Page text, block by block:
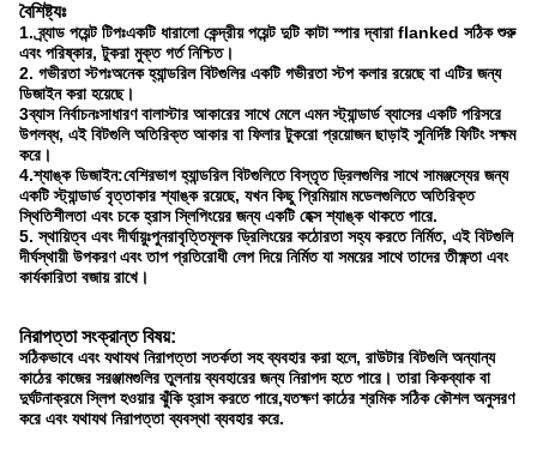
বৈশিষ্ট্যঃ
1. ব্র্যাড পয়েন্ট টিপঃএকটি ধারালো কেন্দ্রীয় পয়েন্ট দুটি কাটা স্পার দ্বারা flanked সঠিক শুরু
এবং পরিষ্কার, টুকরা মুক্ত গর্ত নিশ্চিত।
2. গভীরতা স্টপঃঅনেক হ্যান্ডরিল বিটগুলির একটি গভীরতা স্টপ কলার রয়েছে বা এটির জন্য
ডিজাইন করা হয়েছে।
3ব্যাস নির্বাচনঃসাধারণ বালাস্টার আকারের সাথে মেলে এমন স্ট্যান্ডার্ড ব্যাসের একটি পরিসরে
উপলব্ধ, এই বিটগুলি অতিরিক্ত আকার বা ফিলার টুকরো প্রয়োজন ছাড়াই সুনির্দিষ্ট ফিটিং সক্ষম
করে।
4.শ্যাঙ্ক ডিজাইন:বেশিরভাগ হ্যান্ডরিল বিটগুলিতে বিস্তৃত ড্রিলগুলির সাথে সামঞ্জস্যের জন্য
একটি স্ট্যান্ডার্ড বৃত্তাকার শ্যাঙ্ক রয়েছে, যখন কিছু প্রিমিয়াম মডেলগুলিতে অতিরিক্ত
স্থিতিশীলতা এবং চকে হ্রাস স্লিপিংয়ের জন্য একটি হেক্স শ্যাঙ্ক থাকতে পারে.
5. স্থায়িত্ব এবং দীর্ঘায়ুঃপুনরাবৃত্তিমূলক ড্রিলিংয়ের কঠোরতা সহ্য করতে নির্মিত, এই বিটগুলি
দীর্ঘস্থায়ী উপকরণ এবং তাপ প্রতিরোধী লেপ দিয়ে নির্মিত যা সময়ের সাথে তাদের তীক্ষ্ণতা এবং
কার্যকারিতা বজায় রাখে।
নিরাপত্তা সংক্রান্ত বিষয়:
সঠিকভাবে এবং যথাযথ নিরাপত্তা সতর্কতা সহ ব্যবহার করা হলে, রাউটার বিটগুলি অন্যান্য
কাঠের কাজের সরঞ্জামগুলির তুলনায় ব্যবহারের জন্য নিরাপদ হতে পারে। তারা কিকব্যাক বা
দুর্ঘটনাক্রমে স্লিপ হওয়ার ঝুঁকি হ্রাস করতে পারে,যতক্ষণ কাঠের শ্রমিক সঠিক কৌশল অনুসরণ
করে এবং যথাযথ নিরাপত্তা ব্যবস্থা ব্যবহার করে.